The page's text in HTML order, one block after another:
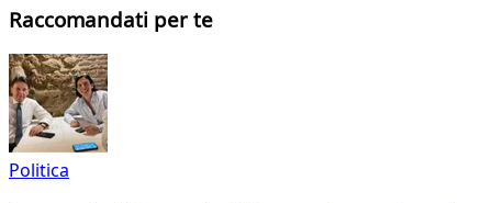
Raccomandati per te
Politica